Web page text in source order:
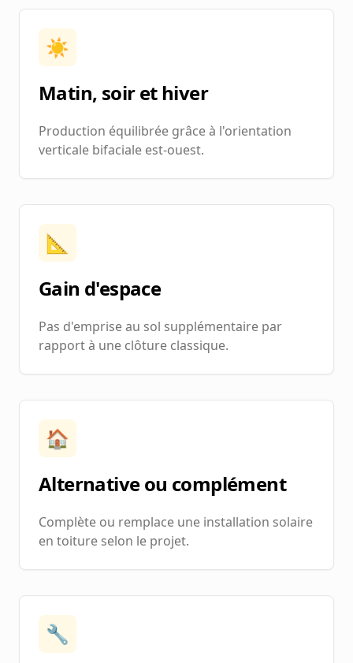
☀️
Matin, soir et hiver
Production équilibrée grâce à l'orientation
verticale bifaciale est-ouest.
📐
Gain d'espace
Pas d'emprise au sol supplémentaire par
rapport à une clôture classique.
🏠
Alternative ou complément
Complète ou remplace une installation solaire
en toiture selon le projet.
🔧